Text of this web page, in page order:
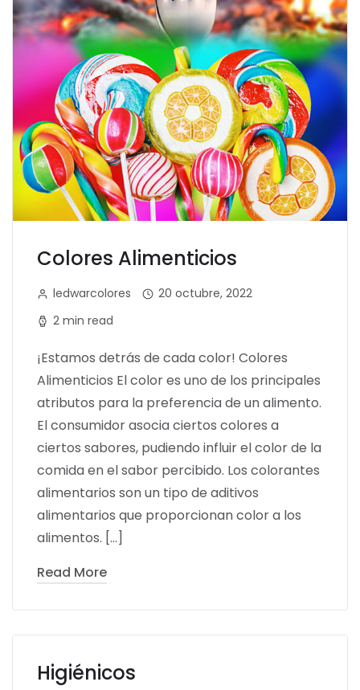
Colores Alimenticios
ledwarcolores
20 octubre, 2022
2 min read
¡Estamos detrás de cada color! Colores
Alimenticios El color es uno de los principales
atributos para la preferencia de un alimento.
El consumidor asocia ciertos colores a
ciertos sabores, pudiendo influir el color de la
comida en el sabor percibido. Los colorantes
alimentarios son un tipo de aditivos
alimentarios que proporcionan color a los
alimentos. […]
Read More
Higiénicos